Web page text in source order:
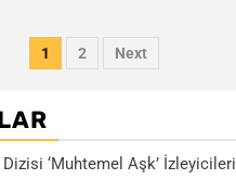
Yazı
1 2 Next
Dizisi ‘Muhtemel Aşk’ İzleyicileri